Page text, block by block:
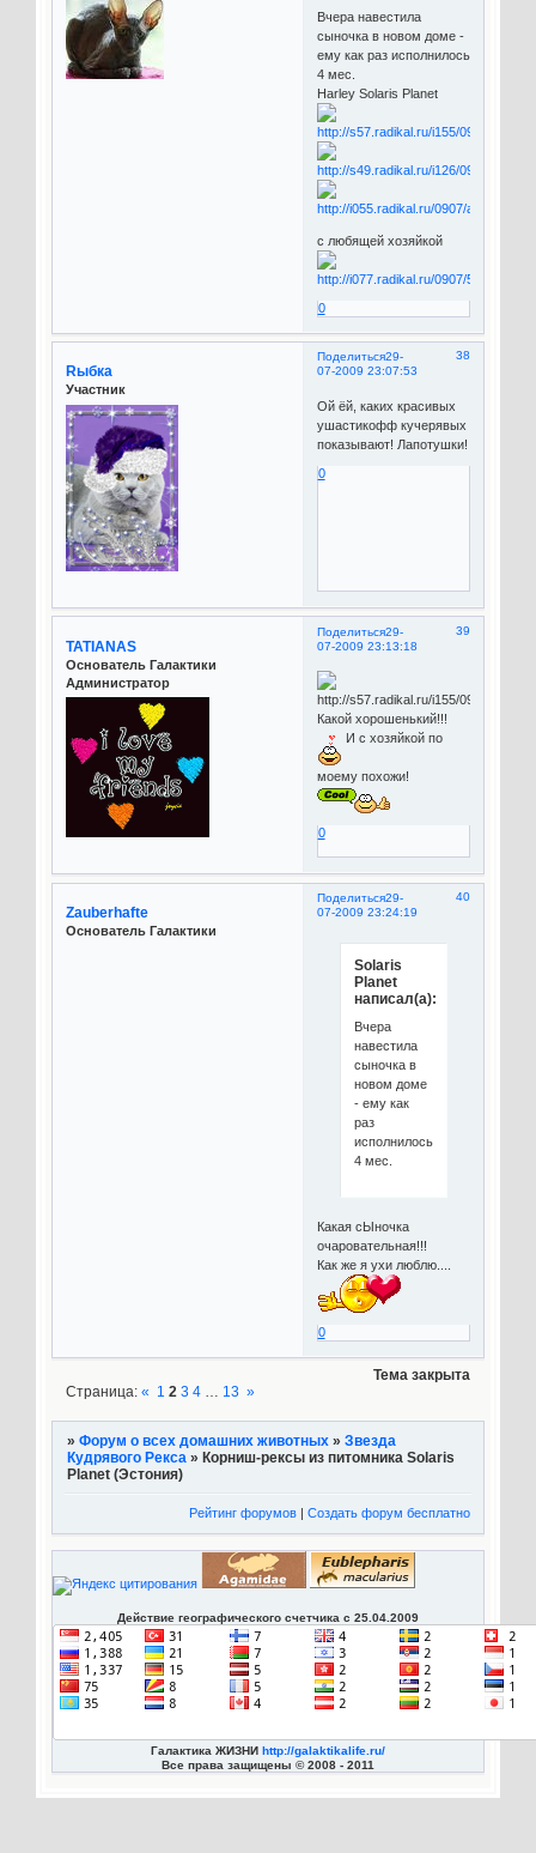
Вчера навестила
сыночка в новом доме -
ему как раз исполнилось
4 мес.
Harley Solaris Planet
с любящей хозяйкой
0
Поделиться 38
29-
07-2009 23:07:53
Rыбка
Участник
Ой ёй, каких красивых
ушастикофф кучерявых
показывают! Лапотушки!
0
Поделиться 39
29-
07-2009 23:13:18
TATIANAS
Основатель Галактики
Администратор
Какой хорошенький!!!
И с хозяйкой по
моему похожи!
0
Поделиться 40
29-
07-2009 23:24:19
Zauberhafte
Основатель Галактики
Solaris
Planet
написал(а):
Вчера
навестила
сыночка в
новом доме
- ему как
раз
исполнилось
4 мес.
Какая сЫночка
очаровательная!!!
Как же я ухи люблю....
0
Тема закрыта
Страница: « 1 2 3 4 13 »
» Форум о всех домашних животных » Звезда
Кудрявого Рекса » Корниш-рексы из питомника Solaris
Planet (Эстония)
Рейтинг форумов |Создать форум бесплатно
Действие географического счетчика с 25.04.2009
Галактика ЖИЗНИ http://galaktikalife.ru/
Все права защищены © 2008 - 2011